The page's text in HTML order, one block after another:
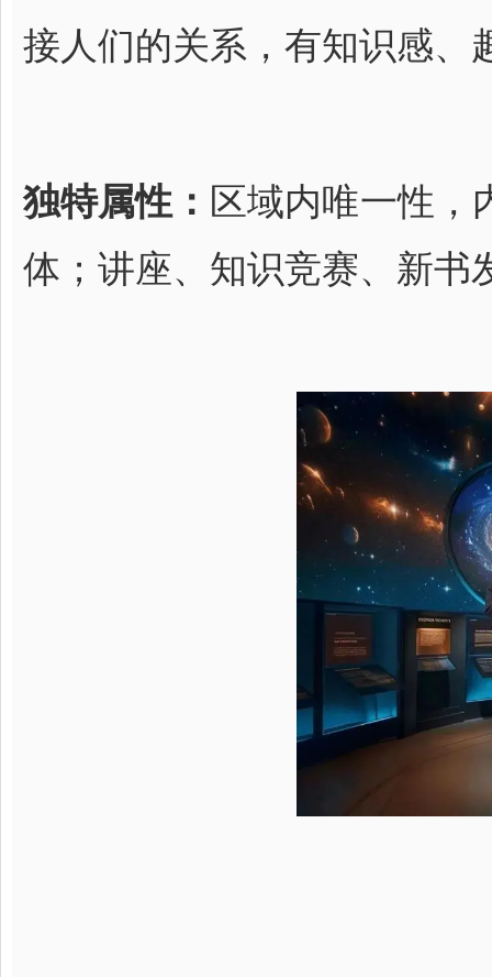
接人们的关系，有知识感、
独特属性： 区域内唯一性，
体；讲座、知识竞赛、新书